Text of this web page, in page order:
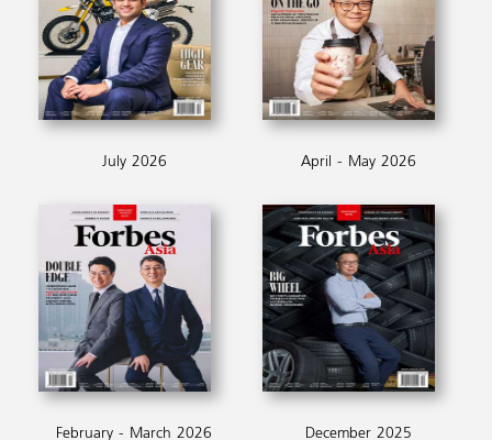
July 2026 April - May 2026
February - March 2026 December 2025